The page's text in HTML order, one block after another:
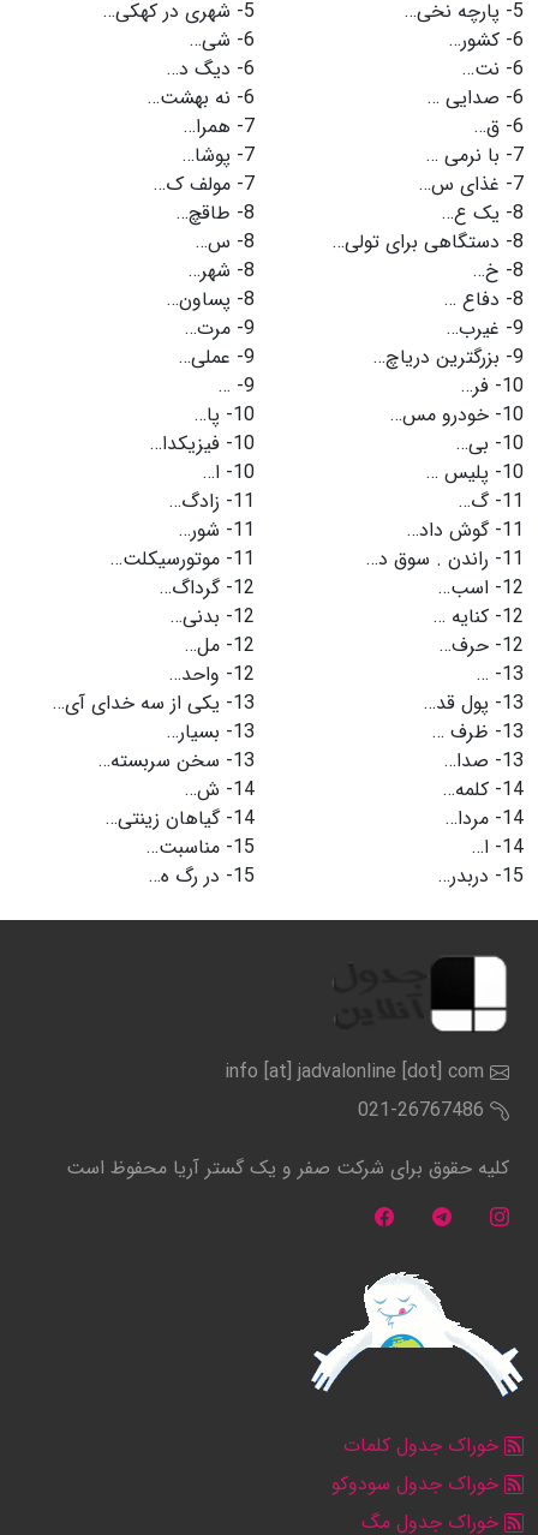
5- پارچه نخی…
6- کشور…
6- نت…
6- صدایی …
6- ق…
7- با نرمی …
7- غذای س…
8- یک ع…
8- دستگاهی برای تولی…
8- خ…
8- دفاع …
9- غیرب…
9- بزرگترین دریاچ…
10- فر…
10- خودرو مس…
10- بی…
10- پلیس …
11- گ…
11- گوش داد…
11- راندن . سوق د…
12- اسب…
12- کنایه …
12- حرف…
13-
…
13- پول قد…
13- ظرف …
13- صدا…
14- کلمه…
14- مردا…
14- ا…
15- دربدر…
5- شهری در کهکی…
6- شی…
6- دیگ د…
6- نه بهشت…
7- همرا…
7- پوشا…
7- مولف ک…
8- طاقچ…
8- س…
8- شهر…
8- پساون…
9- مرت…
9- عملی…
9-
…
10- پا…
10- فیزیکدا…
10- ا…
11- زادگ…
11- شور…
11- موتورسیکلت…
12- گرداگ…
12- بدنی…
12- مل…
12- واحد…
13- یکی از سه خدای آی…
13- بسیار…
13- سخن سربسته…
14- ش…
14- گیاهان زینتی…
15- مناسبت…
15- در رگ ه…
info [at] jadvalonline [dot] com
021-26767486
کلیه حقوق برای شرکت صفر و یک گستر آریا محفوظ است
خوراک جدول کلمات
خوراک جدول سودوکو
خوراک جدول مگ